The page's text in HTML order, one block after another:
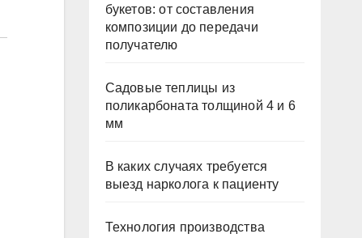
букетов: от составления
композиции до передачи
получателю
Садовые теплицы из
поликарбоната толщиной 4 и 6
мм
В каких случаях требуется
выезд нарколога к пациенту
Технология производства